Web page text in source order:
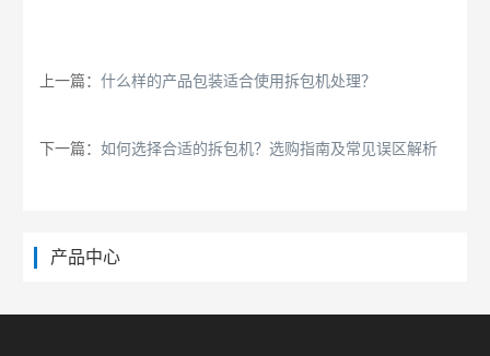
上一篇：什么样的产品包装适合使用拆包机处理？
下一篇：如何选择合适的拆包机？选购指南及常见误区解析
产品中心